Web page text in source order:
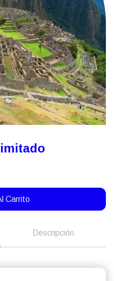
Carrito
Descripción